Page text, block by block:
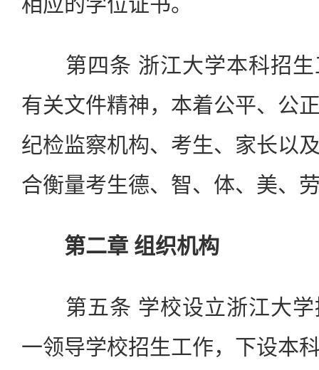
第四条 浙江大学本科招生
有关文件精神，本着公平、公
纪检监察机构、考生、家长以
合衡量考生德、智、体、美、
第二章 组织机构
第五条 学校设立浙江大学
一领导学校招生工作，下设本